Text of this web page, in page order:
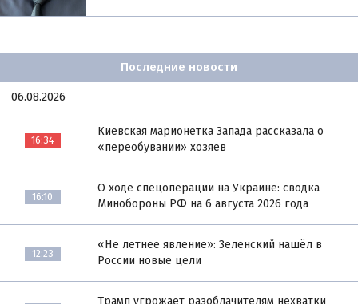
Последние новости
06.08.2026
16:34
Киевская марионетка Запада рассказала о
«переобувании» хозяев
16:10
О ходе спецоперации на Украине: сводка
Минобороны РФ на 6 августа 2026 года
12:23
«Не летнее явление»: Зеленский нашёл в
России новые цели
Трамп угрожает разоблачителям нехватки